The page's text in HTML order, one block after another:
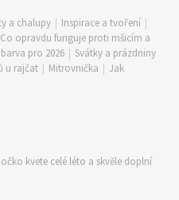
a chalupy | Inspirace a tvoření |
Co opravdu funguje proti mšicím a
pro 2026 | Svátky a prázdniny
u rajčat | Mitrovnička | Jak
kvete celé léto a skvěle doplní